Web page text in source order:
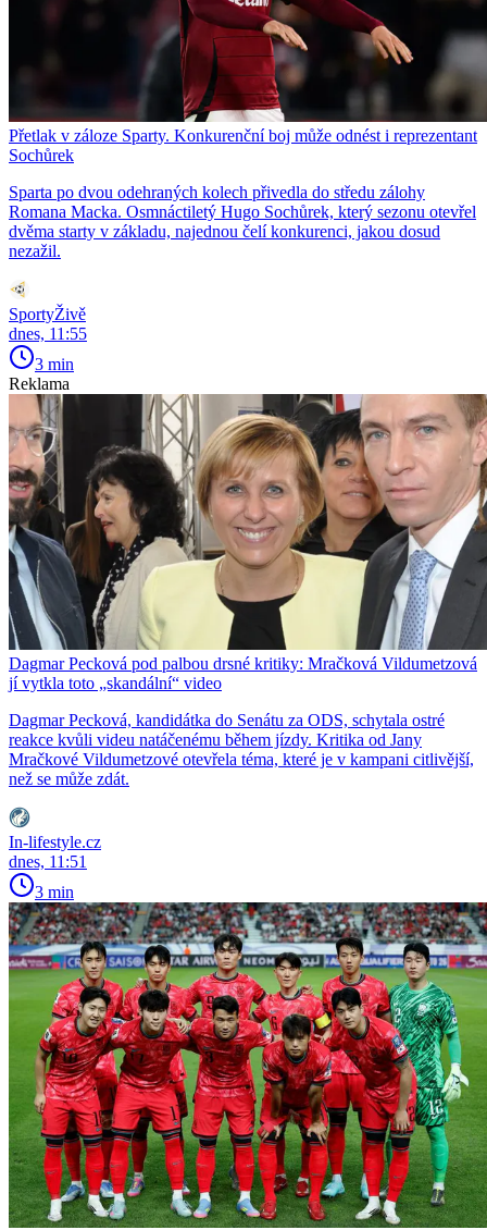
Přetlak v záloze Sparty. Konkurenční boj může odnést i reprezentant
Sochůrek
Sparta po dvou odehraných kolech přivedla do středu zálohy
Romana Macka. Osmnáctiletý Hugo Sochůrek, který sezonu otevřel
dvěma starty v základu, najednou čelí konkurenci, jakou dosud
nezažil.
SportyŽivě
dnes, 11:55
3 min
Reklama
Dagmar Pecková pod palbou drsné kritiky: Mračková Vildumetzová
jí vytkla toto „skandální“ video
Dagmar Pecková, kandidátka do Senátu za ODS, schytala ostré
reakce kvůli videu natáčenému během jízdy. Kritika od Jany
Mračkové Vildumetzové otevřela téma, které je v kampani citlivější,
než se může zdát.
In-lifestyle.cz
dnes, 11:51
3 min